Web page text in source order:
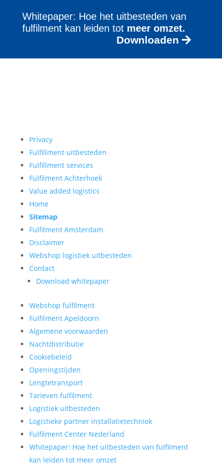
Whitepaper: Hoe het uitbesteden van
fulfilment kan leiden tot meer omzet.
Downloaden
Privacy
Fulfillment uitbesteden
Fulfillment services
Fulfilment Achterhoek
Value added logistics
Home
Sitemap
Fulfilment Amsterdam
Disclaimer
Webshop logistiek uitbesteden
Contact
Download whitepaper
Webshop fulfilment
Fulfilment Apeldoorn
Algemene voorwaarden
Nachtdistributie
Cookiebeleid
Openingstijden
Lengtetransport
Tarieven fulfilment
Logistiek uitbesteden
Logistieke partner installatietechniek
Fulfilment Center Nederland
Whitepaper: Hoe het uitbesteden van fulfilment
kan leiden tot meer omzet